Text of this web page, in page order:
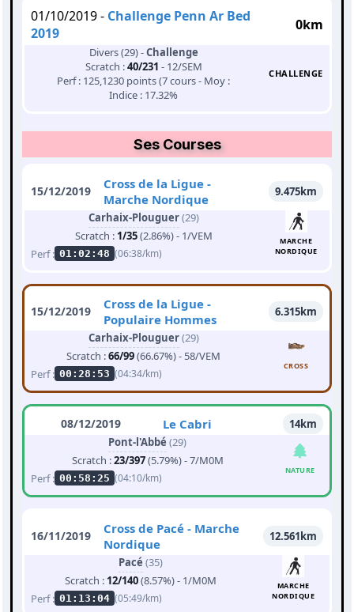
01/10/2019 - Challenge Penn Ar Bed
2019
0km
Divers (29) -Challenge
Scratch :40/231 - 12/SEM
Perf : 125,1230 points (7 cours - Moy :
Indice : 17.32%
CHALLENGE
Ses Courses
15/12/2019
Cross de la Ligue -
Marche Nordique
9.475km
Carhaix-Plouguer(29)
Scratch : 1/35(2.86%) - 1/VEM
Perf : 01:02:48 (06:38/km)
MARCHE
NORDIQUE
15/12/2019
Cross de la Ligue -
Populaire Hommes
6.315km
Carhaix-Plouguer(29)
Scratch :66/99(66.67%) - 58/VEM
Perf : 00:28:53 (04:34/km)
CROSS
08/12/2019 Le Cabri
14km
Pont-l'Abbé (29)
Scratch :23/397(5.79%) - 7/M0M
Perf : 00:58:25 (04:10/km)
NATURE
16/11/2019
Cross de Pacé - Marche
Nordique
12.561km
Pacé (35)
Scratch : 12/140(8.57%) - 1/M0M
Perf : 01:13:04 (05:49/km)
MARCHE
NORDIQUE